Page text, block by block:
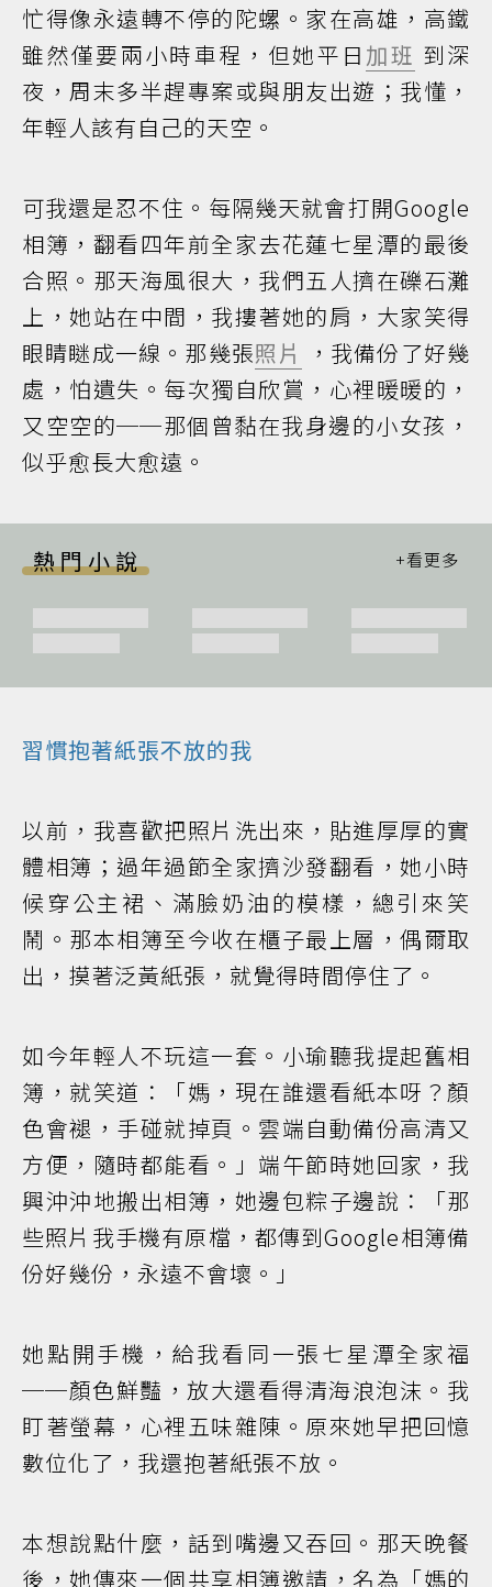
忙得像永遠轉不停的陀螺。家在高雄，高鐵
雖然僅要兩小時車程，但她平日 加班 到深
夜，周末多半趕專案或與朋友出遊；我懂，
年輕人該有自己的天空。
可我還是忍不住。每隔幾天就會打開Google
相簿，翻看四年前全家去花蓮七星潭的最後
合照。那天海風很大，我們五人擠在礫石灘
上，她站在中間，我摟著她的肩，大家笑得
眼睛瞇成一線。那幾張照片
，我備份了好幾
處，怕遺失。每次獨自欣賞，心裡暖暖的，
又空空的──那個曾黏在我身邊的小女孩，
似乎愈長大愈遠。
熱門小說
習慣抱著紙張不放的我
以前，我喜歡把照片洗出來，貼進厚厚的實
體相簿；過年過節全家擠沙發翻看，她小時
候穿公主裙、滿臉奶油的模樣，總引來笑
鬧。那本相簿至今收在櫃子最上層，偶爾取
出，摸著泛黃紙張，就覺得時間停住了。
如今年輕人不玩這一套。小瑜聽我提起舊相
簿，就笑道：「媽，現在誰還看紙本呀？顏
色會褪，手碰就掉頁。雲端自動備份高清又
方便，隨時都能看。」端午節時她回家，我
興沖沖地搬出相簿，她邊包粽子邊說：「那
些照片我手機有原檔，都傳到Google相簿備
份好幾份，永遠不會壞。」
她點開手機，給我看同一張七星潭全家福
──顏色鮮豔，放大還看得清海浪泡沫。我
盯著螢幕，心裡五味雜陳。原來她早把回憶
數位化了，我還抱著紙張不放。
本想說點什麼，話到嘴邊又吞回。那天晚餐
後，她傳來一個共享相簿邀請，名為「媽的